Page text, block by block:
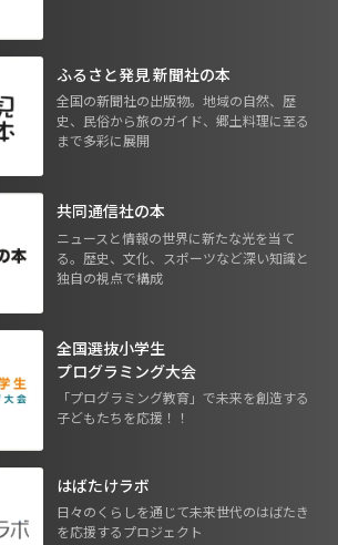
ふるさと発見 新聞社の本
全国の新聞社の出版物。地域の自然、歴
史、民俗から旅のガイド、郷土料理に至る
まで多彩に展開
共同通信社の本
ニュースと情報の世界に新たな光を当て
る。歴史、文化、スポーツなど深い知識と
独自の視点で構成
全国選抜小学生
プログラミング大会
「プログラミング教育」で未来を創造する
子どもたちを応援！！
はばたけラボ
日々のくらしを通じて未来世代のはばたき
を応援するプロジェクト